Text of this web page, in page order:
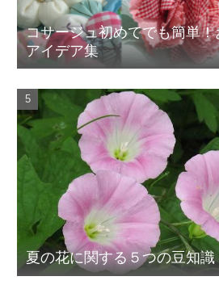
コサージュ初めてでも簡単
アイデア集
夏の花に関する５つの豆知識